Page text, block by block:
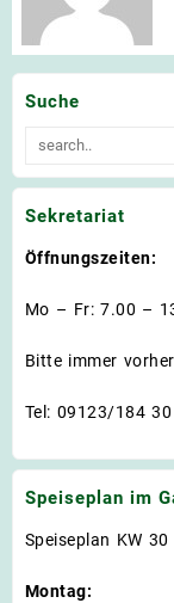
Suche
Sekretariat
Öffnungszeiten:
Mo – Fr: 7.00 –
Bitte immer
Tel: 09123/184
Speiseplan im
Speiseplan KW 30
Montag: